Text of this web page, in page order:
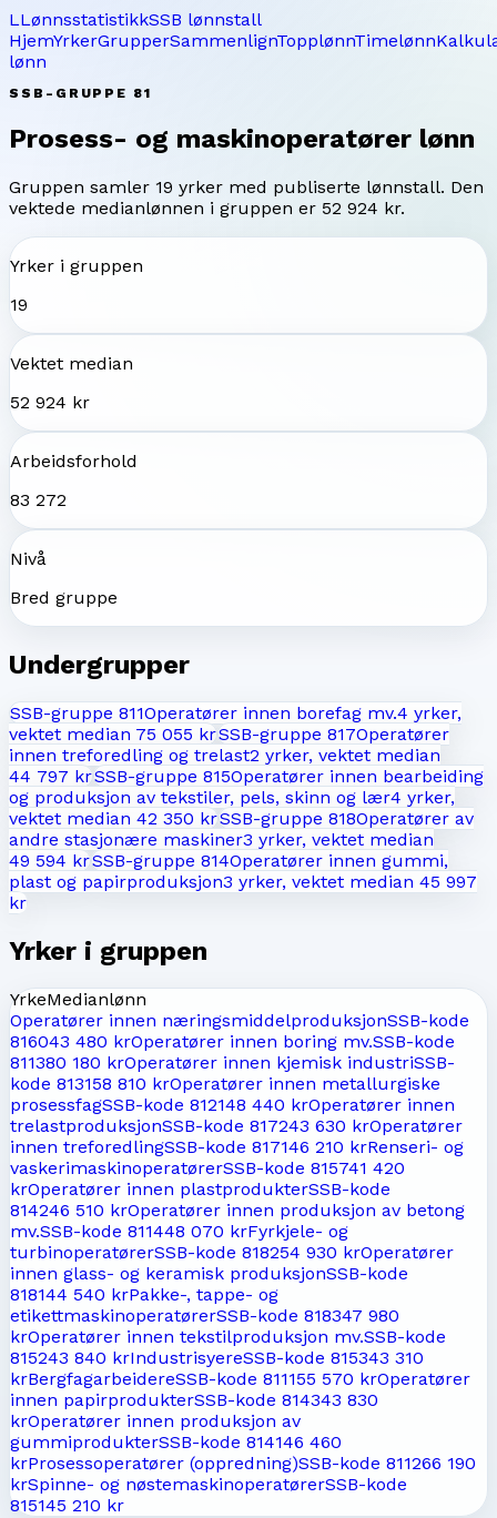
LLønnsstatistikkSSB lønnstall
HjemYrkerGrupperSammenlignTopplønnTimelønn
lønn
SSB-GRUPPE 81
Prosess- og maskinoperatører lønn
Gruppen samler 19 yrker med publiserte lønnstall. Den
vektede medianlønnen i gruppen er 52 924 kr.
Yrker i gruppen
19
Vektet median
52 924 kr
Arbeidsforhold
83 272
Nivå
Bred gruppe
Undergrupper
SSB-gruppe 811Operatører innen borefag mv.4 yrker,
vektet median 75 055 krSSB-gruppe 817Operatører
innen treforedling og trelast2 yrker, vektet median
44 797 krSSB-gruppe 815Operatører innen bearbeiding
og produksjon av tekstiler, pels, skinn og lær4 yrker,
vektet median 42 350 krSSB-gruppe 818Operatører av
andre stasjonære maskiner3 yrker, vektet median
49 594 krSSB-gruppe 814Operatører innen gummi,
plast og papirproduksjon3 yrker, vektet median 45 997
kr
Yrker i gruppen
YrkeMedianlønn
Operatører innen næringsmiddelproduksjonSSB-kode
816043 480 krOperatører innen boring mv.SSB-kode
811380 180 krOperatører innen kjemisk industriSSB-
kode 813158 810 krOperatører innen metallurgiske
prosessfagSSB-kode 812148 440 krOperatører innen
trelastproduksjonSSB-kode 817243 630 krOperatører
innen treforedlingSSB-kode 817146 210 krRenseri- og
vaskerimaskinoperatørerSSB-kode 815741 420
krOperatører innen plastprodukterSSB-kode
814246 510 krOperatører innen produksjon av betong
mv.SSB-kode 811448 070 krFyrkjele- og
turbinoperatørerSSB-kode 818254 930 krOperatører
innen glass- og keramisk produksjonSSB-kode
818144 540 krPakke-, tappe- og
etikettmaskinoperatørerSSB-kode 818347 980
krOperatører innen tekstilproduksjon mv.SSB-kode
815243 840 krIndustrisyereSSB-kode 815343 310
krBergfagarbeidereSSB-kode 811155 570 krOperatører
innen papirprodukterSSB-kode 814343 830
krOperatører innen produksjon av
gummiprodukterSSB-kode 814146 460
krProsessoperatører (oppredning)SSB-kode 811266 190
krSpinne- og nøstemaskinoperatørerSSB-kode
815145 210 kr